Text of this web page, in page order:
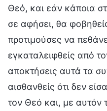
Θεό, και εάν κάποια
σε αφήσει, θα
προτιμούσες να
εγκαταλειφθείς από
αποκτήσεις αυτά τα
αισθανθείς ότι δεν
τον Θεό και, με αυτόν